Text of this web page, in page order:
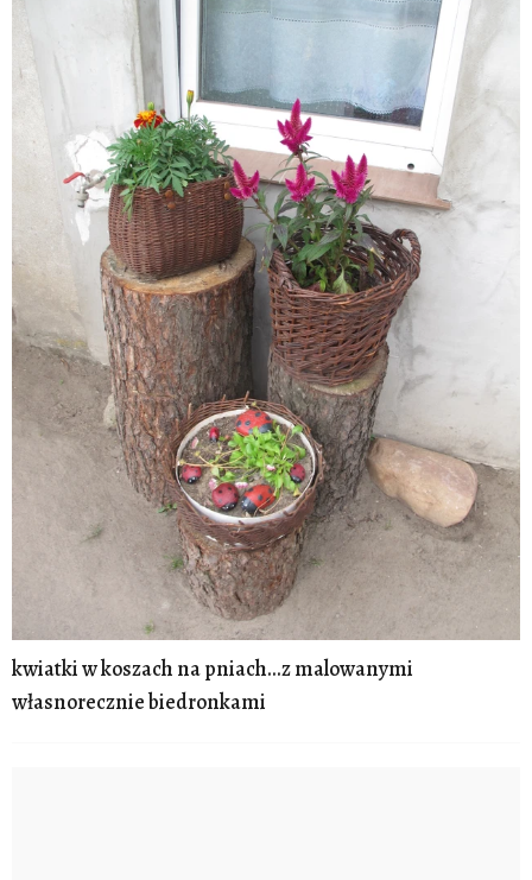
kwiatki w koszach na pniach...z malowanymi
własnorecznie biedronkami